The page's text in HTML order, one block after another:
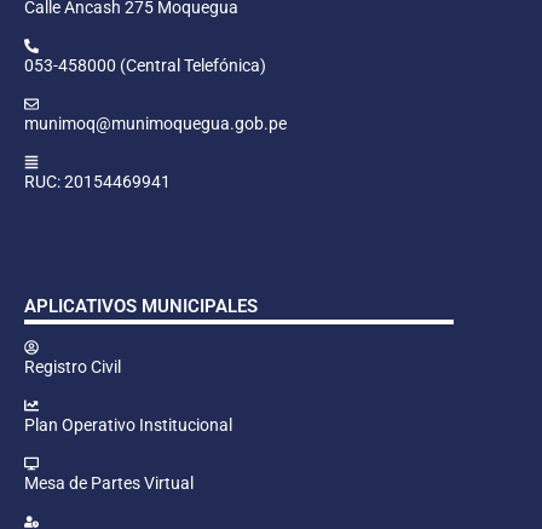
Calle Ancash 275 Moquegua
053-458000 (Central Telefónica)
munimoq@munimoquegua.gob.pe
RUC: 20154469941
APLICATIVOS MUNICIPALES
Registro Civil
Plan Operativo Institucional
Mesa de Partes Virtual